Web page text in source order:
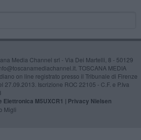
Media Channel srl - Via Dei Martelli, 8 - 50129
TOSCANA MEDIA
on line registrato presso il Tribunale di Firenze
27.09.2013. Iscrizione ROC 22105 - C.F. e P.Iva
Elettronica M5UXCR1 | Privacy Nielsen
Migli